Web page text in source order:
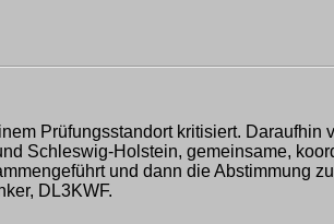
Prüfungsstandort kritisiert. Daraufhin
Schleswig-Holstein, gemeinsame,
und dann die Abstimmung
DL3KWF.